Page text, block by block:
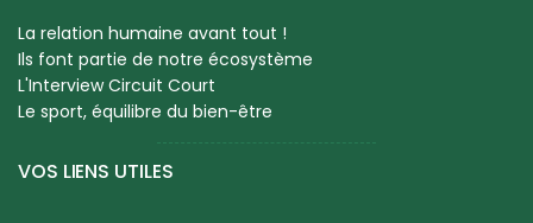
La relation humaine avant tout !
Ils font partie de notre écosystème
L'Interview Circuit Court
Le sport, équilibre du bien-être
VOS LIENS UTILES